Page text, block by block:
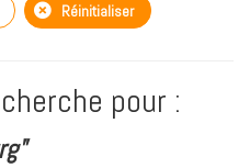
Réinitialiser
pour :